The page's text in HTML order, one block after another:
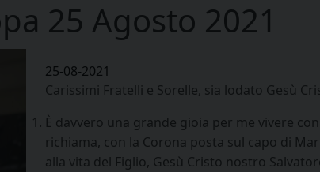
25 Agosto 2021
25-08-2021
Carissimi Fratelli e Sorelle, sia lodato Gesù
È davvero una grande gioia per me vivere con
richiama, con la Corona posta sul capo di
alla vita del Figlio, Gesù Cristo nostro